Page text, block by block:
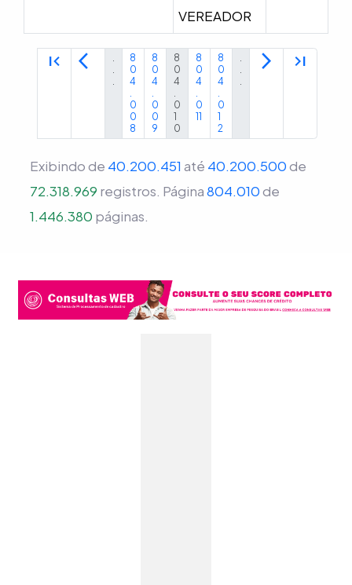
VEREADOR
first_page arrow_back_ios
.
.
.
8
0
4
.
0
0
8
8
0
4
.
0
0
9
8
0
4
.
0
1
0
8
0
4
.
0
11
8
0
4
.
0
1
2
.
.
.
arrow_forward_ios last_page
Exibindo de 40.200.451 até 40.200.500de
72.318.969 registros. Página804.010de
1.446.380 páginas.